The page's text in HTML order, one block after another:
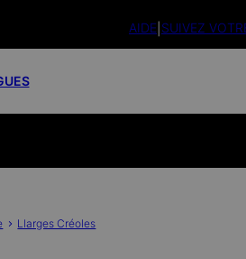
AIDE SUIVEZ
Llarges Créoles